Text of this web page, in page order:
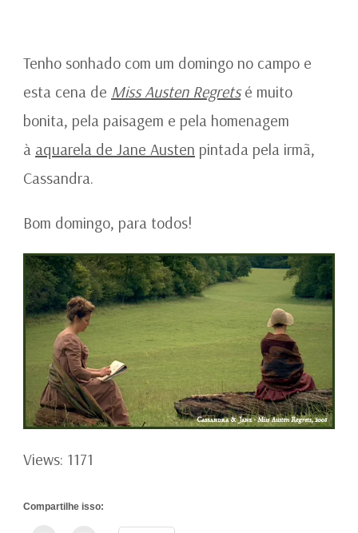
Tenho sonhado com um domingo no campo e
esta cena de Miss Austen Regretsé muito
bonita, pela paisagem e pela homenagem
à aquarela de Jane Austen pintada pela irmã,
Cassandra.
Bom domingo, para todos!
Views: 1171
Compartilhe isso: